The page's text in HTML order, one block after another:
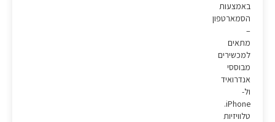
באמצעות
הסמארטפון
–
מתאים
למכשירים
מבוססי
אנדרואיד
ול-
iPhone.
טלוויזיות